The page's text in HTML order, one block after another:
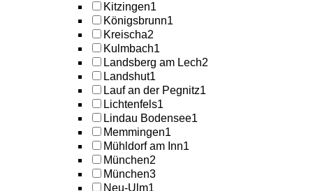
Kitzingen1
Königsbrunn1
Kreischa2
Kulmbach1
Landsberg am Lech2
Landshut1
Lauf an der Pegnitz1
Lichtenfels1
Lindau Bodensee1
Memmingen1
Mühldorf am Inn1
München2
München3
Neu-Ulm1